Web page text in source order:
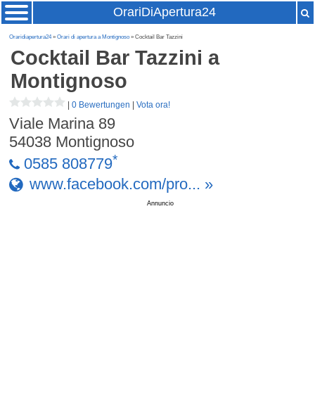
OrariDiApertura24
Oraridiapertura24»Orari di apertura a Montignoso » Cocktail Bar Tazzini
Cocktail Bar Tazzini a
Montignoso
|0 Bewertungen |Vota ora!
Viale Marina 89
54038 Montignoso
0585 808779*
www.facebook.com/pro... »
Annuncio